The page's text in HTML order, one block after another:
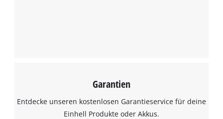
Garantien
Entdecke unseren kostenlosen Garantieservice für deine
Einhell Produkte oder Akkus.